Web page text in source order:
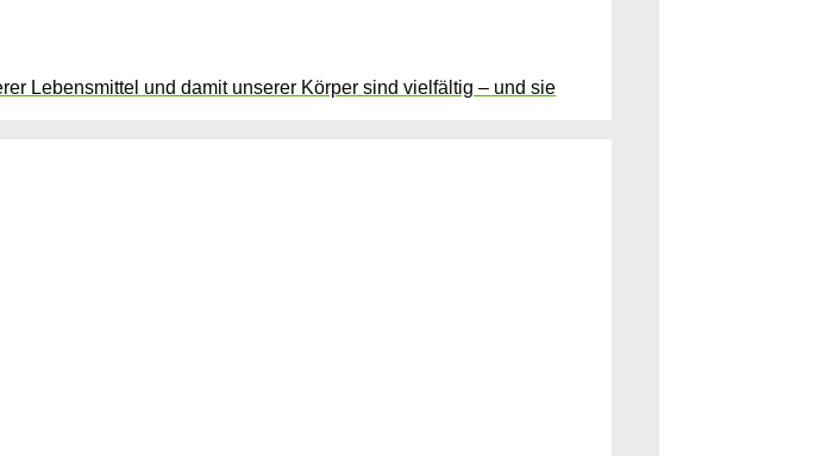
Lebensmittel und damit unserer Körper sind vielfältig – und sie